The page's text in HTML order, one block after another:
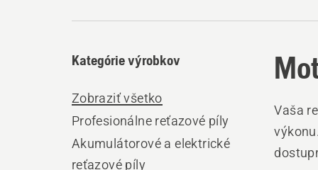
Kategórie výrobkov
Zobraziť všetko
Profesionálne reťazové píly
Akumulátorové a elektrické
reťazové píly
Vaša